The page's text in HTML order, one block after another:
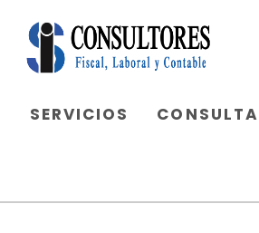
SERVICIOS